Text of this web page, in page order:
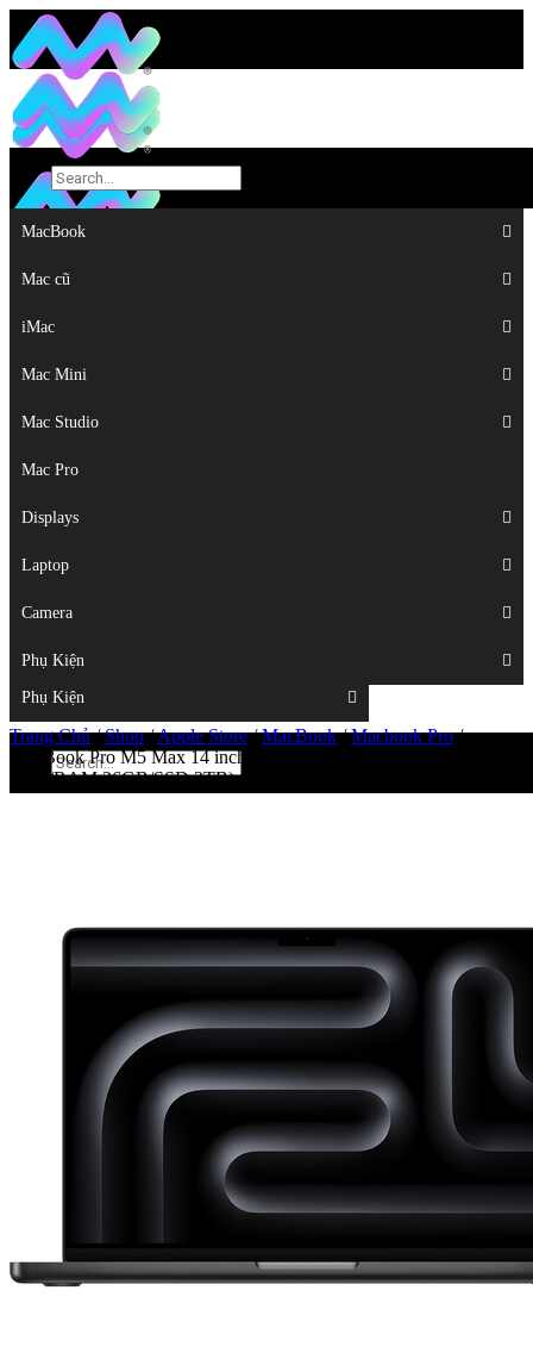
MacBook
Mac cũ
iMac
Mac Mini
Mac Studio
Mac Pro
Displays
Laptop
Camera
Phụ Kiện
MacBook
Mac cũ
iMac
Mac Mini
Mac Studio
Mac Pro
Displays
Laptop
Camera
Phụ Kiện
Top
Trang Chủ/Shop/Apple Store/MacBook/Macbook Pro/
MacBook Pro M5 Max 14 inch 2026 – (Chip M5 Max/18 CPU/32
GPU/RAM 36GB/SSD 2TB)